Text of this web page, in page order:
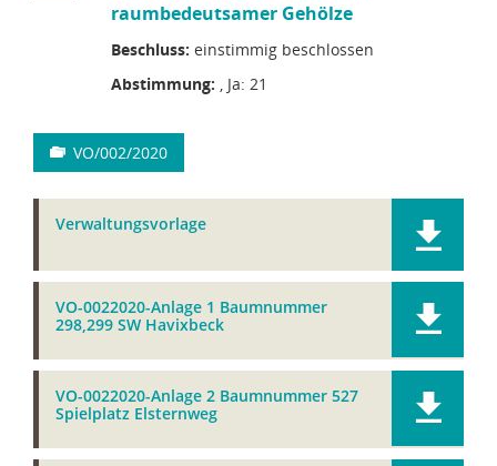
raumbedeutsamer Gehölze
Beschluss: einstimmig beschlossen
Abstimmung: , Ja: 21
VO/002/2020
Verwaltungsvorlage
VO-0022020-Anlage 1 Baumnummer
298,299 SW Havixbeck
VO-0022020-Anlage 2 Baumnummer 527
Spielplatz Elsternweg